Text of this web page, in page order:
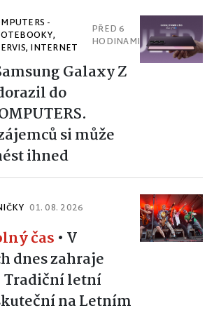
-
INTERNET
PŘED 6
HODINAMI
Galaxy Z
do
si může
ihned
01. 08. 2026
čas • V
dnes zahraje
Tradiční letní
na Letním